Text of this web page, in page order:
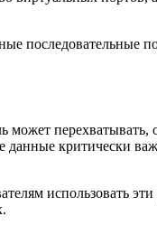
последовательные
перехватывать,
данные критически
использовать